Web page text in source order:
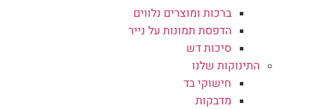
ברכות ומוצרים נלווים
הדפסת תמונות על נייר
סיכות דש
התינוקות שלנו
חישוקי בד
מדבקות